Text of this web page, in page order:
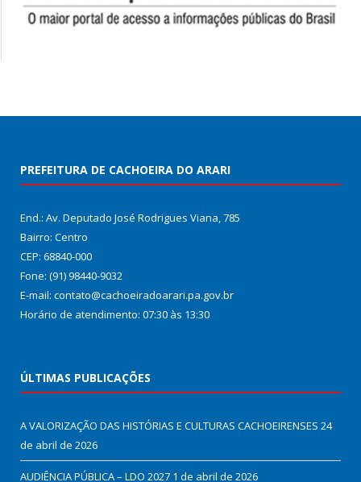
PREFEITURA DE CACHOEIRA DO ARARI
End.: Av. Deputado José Rodrigues Viana, 785
Bairro: Centro
CEP: 68840-000
Fone: (91) 98440-9032
E-mail: contato@cachoeiradoarari.pa.gov.br
Horário de atendimento: 07:30 às 13:30
ÚLTIMAS PUBLICAÇÕES
A VALORIZAÇÃO DAS HISTÓRIAS E CULTURAS CACHOEIRENSES 24
de abril de 2026
AUDIÊNCIA PÚBLICA – LDO 2027 1 de abril de 2026